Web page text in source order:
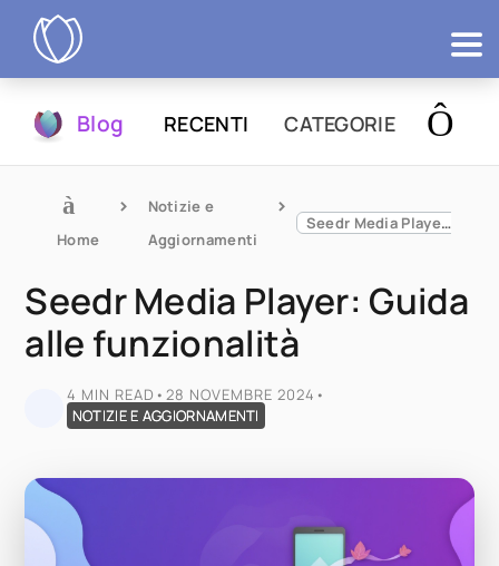
Prova
Blog RECENTI CATEGORIE
Home
Notizie e
Aggiornamenti
Seedr Media Player: Guida alle funzionalità
Seedr Media Player: Guida
alle funzionalità
4 MIN READ • 28 NOVEMBRE 2024 •
NOTIZIE E AGGIORNAMENTI